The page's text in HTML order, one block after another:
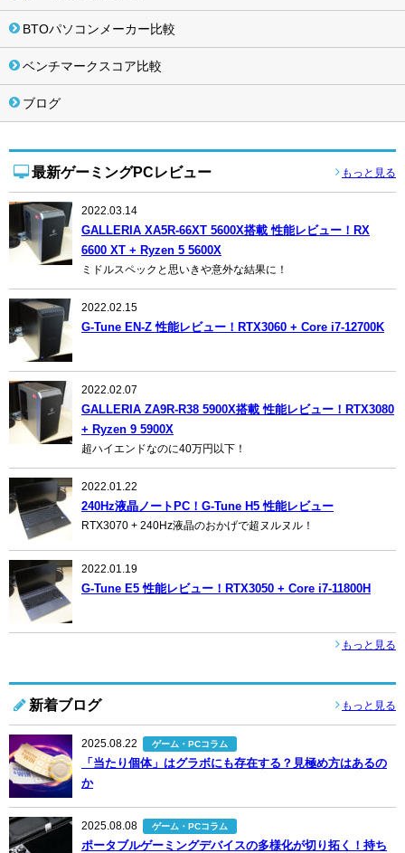
BTOパソコンメーカー比較
ベンチマークスコア比較
ブログ
最新ゲーミングPCレビュー もっと見る
2022.03.14
GALLERIA XA5R-66XT 5600X搭載 性能レビュー！RX
6600 XT + Ryzen 5 5600X
ミドルスペックと思いきや意外な結果に！
2022.02.15
G-Tune EN-Z 性能レビュー！RTX3060 + Core i7-12700K
2022.02.07
GALLERIA ZA9R-R38 5900X搭載 性能レビュー！RTX3080
+ Ryzen 9 5900X
超ハイエンドなのに40万円以下！
2022.01.22
240Hz液晶ノートPC！G-Tune H5 性能レビュー
RTX3070 + 240Hz液晶のおかげで超ヌルヌル！
2022.01.19
G-Tune E5 性能レビュー！RTX3050 + Core i7-11800H
もっと見る
新着ブログ もっと見る
2025.08.22 ゲーム・PCコラム
「当たり個体」はグラボにも存在する？見極め方はあるの
か
2025.08.08 ゲーム・PCコラム
ポータブルゲーミングデバイスの多様化が切り拓く！持ち